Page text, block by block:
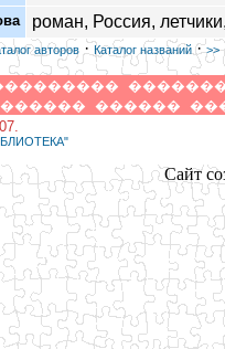
роман, Россия,
авторов ·Каталог названий ·>>
������ ������
Сайт